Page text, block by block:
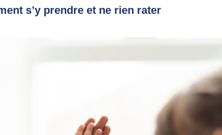
s’y prendre et ne rien rater